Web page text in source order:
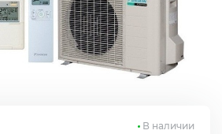
В наличии